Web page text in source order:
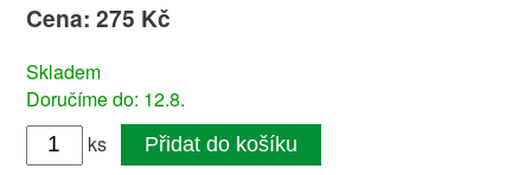
Cena: 275 Kč
Skladem
Doručíme do: 12.8.
ks
Přidat do košíku